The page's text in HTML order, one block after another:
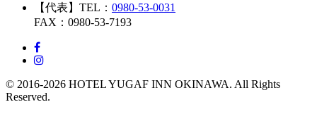
【代表】TEL： 0980-53-0031
FAX：0980-53-7193
© 2016-2026 HOTEL YUGAF INN OKINAWA. All Rights
Reserved.